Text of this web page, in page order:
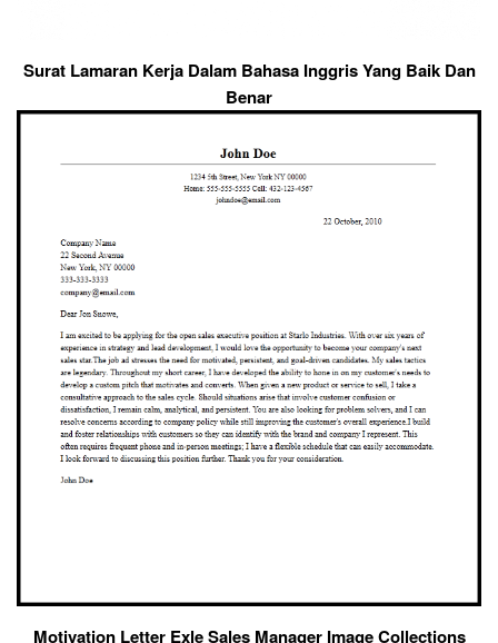
Surat Lamaran Kerja Dalam Bahasa Inggris Yang Baik Dan
Benar
Motivation Letter Exle Sales Manager Image Collections